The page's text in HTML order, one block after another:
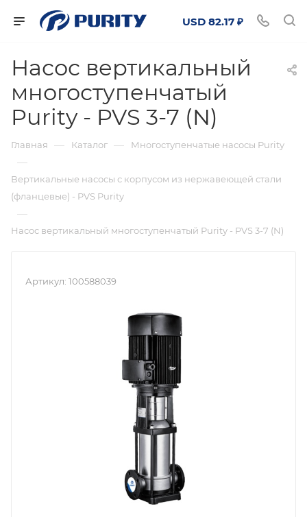
USD 82.17 ₽
Насос вертикальный
многоступенчатый
Purity - PVS 3-7 (N)
Главная — Каталог — Многоступенчатые насосы Purity
—
Вертикальные насосы с корпусом из нержавеющей стали
(фланцевые) - PVS Purity
—
Насос вертикальный многоступенчатый Purity - PVS 3-7 (N)
Артикул: 100588039